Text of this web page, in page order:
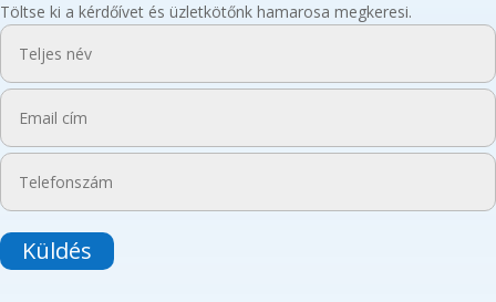
Töltse ki a kérdőívet és üzletkötőnk hamarosa megkeresi.
Küldés